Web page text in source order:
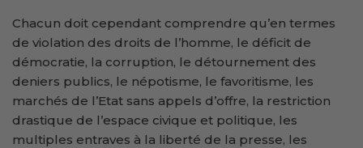
Chacun doit cependant comprendre qu’en termes
de violation des droits de l’homme, le déficit de
démocratie, la corruption, le détournement des
deniers publics, le népotisme, le favoritisme, les
marchés de l’Etat sans appels d’offre, la restriction
drastique de l’espace civique et politique, les
multiples entraves à la liberté de la presse, les